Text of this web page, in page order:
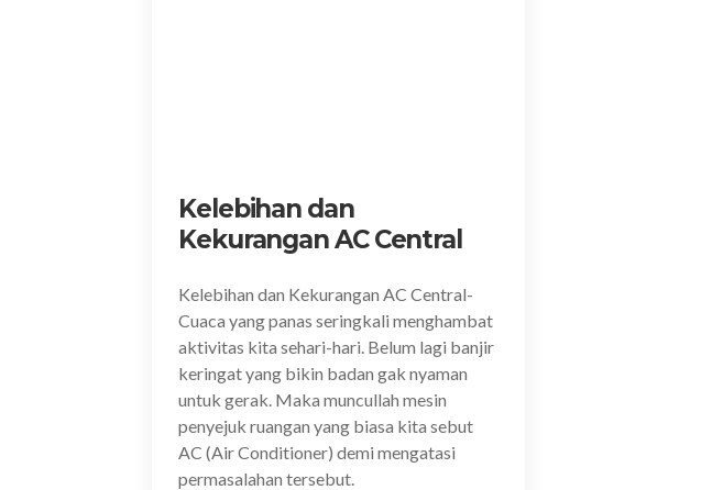
Kelebihan dan
Kekurangan AC Central
Kelebihan dan Kekurangan AC Central-
Cuaca yang panas seringkali menghambat
aktivitas kita sehari-hari. Belum lagi banjir
keringat yang bikin badan gak nyaman
untuk gerak. Maka muncullah mesin
penyejuk ruangan yang biasa kita sebut
AC (Air Conditioner) demi mengatasi
permasalahan tersebut.